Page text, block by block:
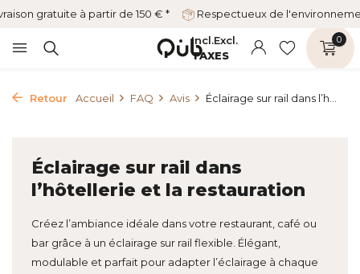
gratuite à partir de 150 € * Respectueux de
Incl.Excl.
TAXES
0
Retour Accueil FAQ Avis Éclairage sur rail dans l’h...
Éclairage sur rail dans
l’hôtellerie et la restauration
Créez l’ambiance idéale dans votre restaurant, café ou
bar grâce à un éclairage sur rail flexible. Élégant,
modulable et parfait pour adapter l’éclairage à chaque